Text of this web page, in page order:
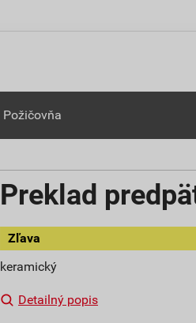
Požičovňa
Preklad
Zľava
keramický
Detailný popis